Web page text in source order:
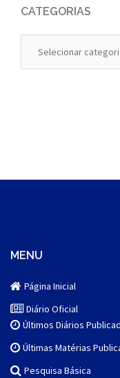
CATEGORIAS
MENU
Página Inicial
Diário Oficial
Últimos Diários
Últimas Matérias
Pesquisa Básica